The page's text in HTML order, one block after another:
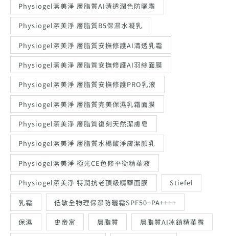
Physiogel潔美淨 層脂質AI清透潤色防曬霜
Physiogel潔美淨 層脂質B5保濕水凝乳
Physiogel潔美淨 層脂質安撫修護AI清透乳霜
Physiogel潔美淨 層脂質安撫修護AI羽絲面膜
Physiogel潔美淨 層脂質安撫修護PRO乳液
Physiogel潔美淨 層脂質完美保濕乳霜面膜
Physiogel潔美淨 層脂質復刻天然潔膚皂
Physiogel潔美淨 層脂質水楊酸淨膚潔顏乳
Physiogel潔美淨 極光CE色修平衡精華液
Physiogel潔美淨 特潤抗老頂級精華面膜 Stiefel
乳霜 低敏全物理保濕防曬霜SPF50+PA++++
保濕 史帝富 層脂質 層脂質AI冰鎮精華露